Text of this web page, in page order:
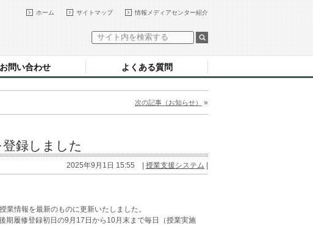
情報メディアセンター紹介
サイトマップ
ホーム
お問い合わせ よくある質問
次の記事（お知らせ） »
録しました
2025年9月1日 15:55 | 授業支援システム
情報を最新のものに更新いたしました。
期履修登録初日の9月17日から10月末まで毎日（授業実施